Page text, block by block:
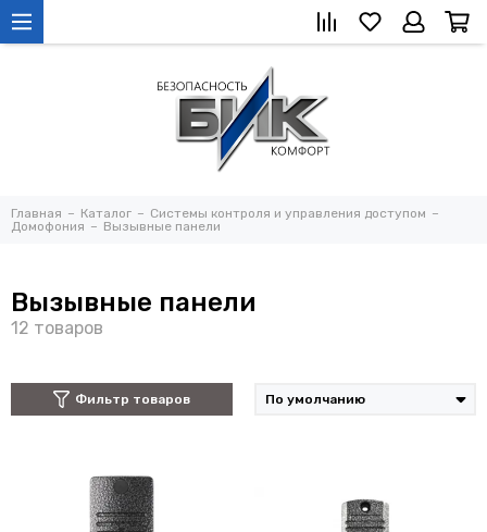
Главная Каталог
Системы контроля и управления доступом
Домофония
Вызывные панели
Вызывные панели
Фильтр товаров